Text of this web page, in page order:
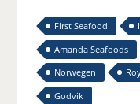
First Seafood
Amanda Seafoods
Norwegen
Godvik